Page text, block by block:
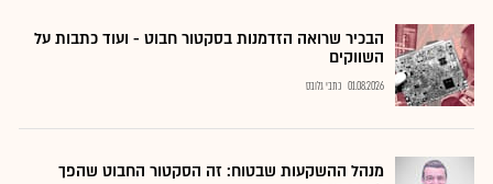
הבכיר שרואה הזדמנות בסקטור חבוט - ועוד כתבות על
השווקים
01.08.2026 כתבי גלובס
מנהל ההשקעות שבטוח: זה הסקטור החבוט שהפך